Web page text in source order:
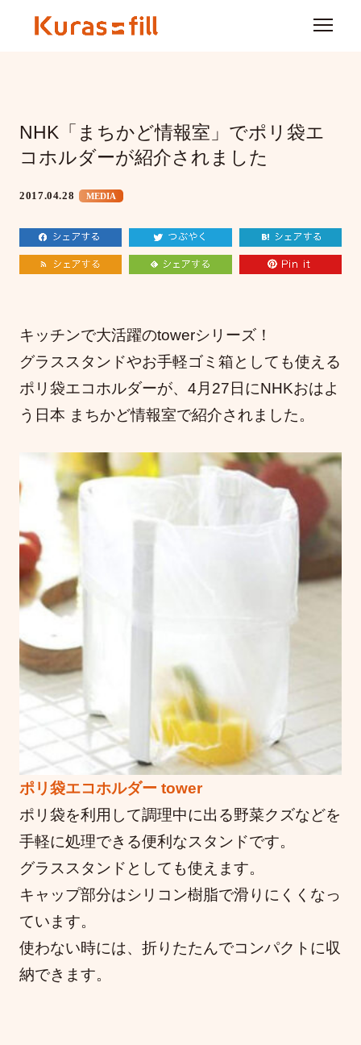
NHK「まちかど情報室」でポリ袋エ
コホルダーが紹介されました
2017.04.28 MEDIA
キッチンで大活躍のtowerシリーズ！
グラススタンドやお手軽ゴミ箱としても使える
ポリ袋エコホルダーが、4月27日にNHKおはよ
う日本 まちかど情報室で紹介されました。
ポリ袋エコホルダー tower
ポリ袋を利用して調理中に出る野菜クズなどを
手軽に処理できる便利なスタンドです。
グラススタンドとしても使えます。
キャップ部分はシリコン樹脂で滑りにくくなっ
ています。
使わない時には、折りたたんでコンパクトに収
納できます。